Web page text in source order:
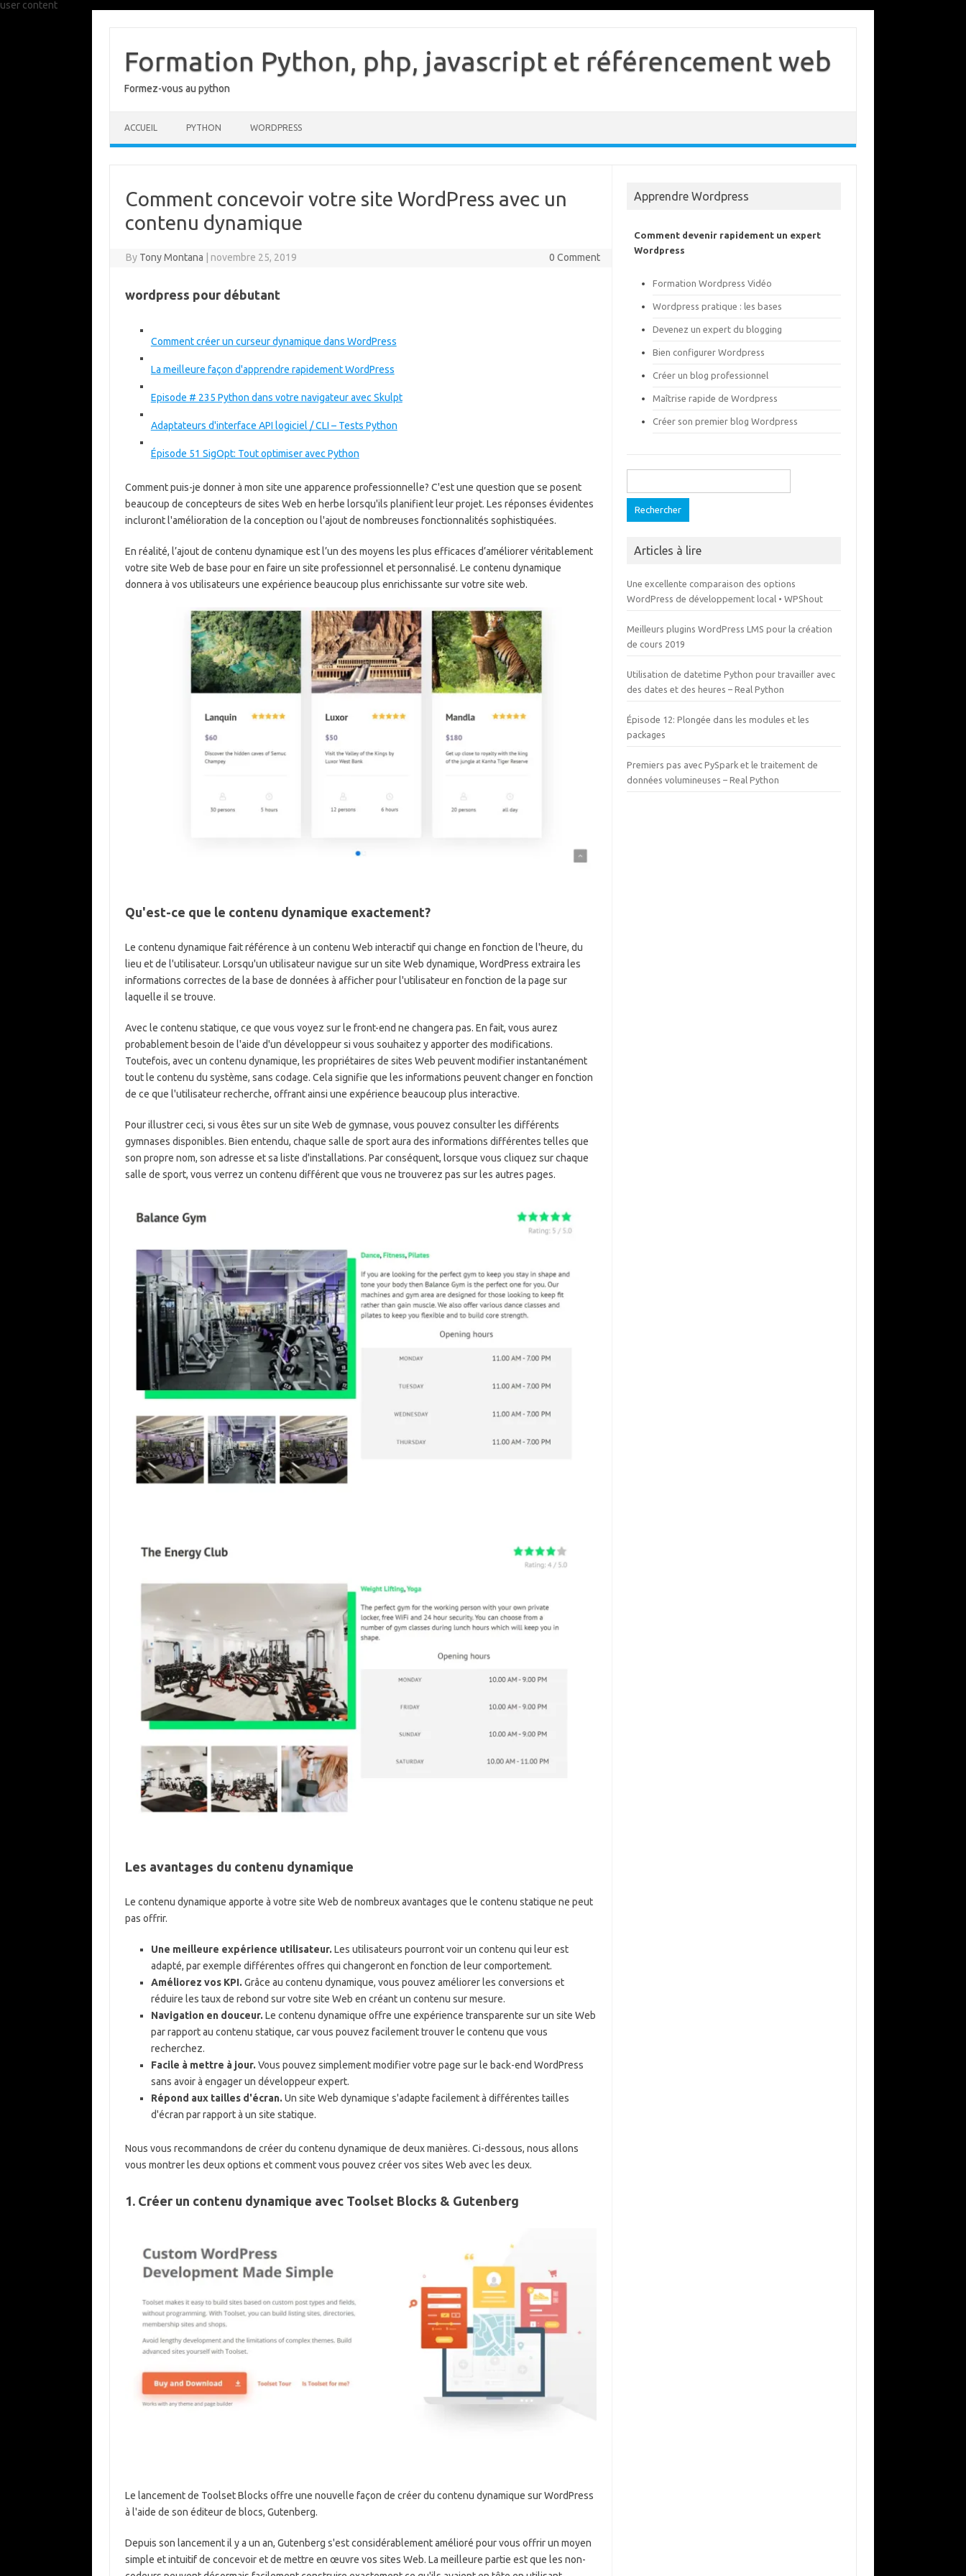
user content
contentFormation Python, php, javascript et référencement web
Formez-vous au python
ACCUEIL PYTHON WORDPRESS
Comment concevoir votre site WordPress avec un
contenu dynamique
By Tony Montana novembre 25, 2019 0 Comment
wordpress pour débutant
Comment créer un curseur dynamique dans WordPress
La meilleure façon d'apprendre rapidement WordPress
Episode # 235 Python dans votre navigateur avec Skulpt
Adaptateurs d'interface API logiciel / CLI – Tests Python
Épisode 51 SigOpt: Tout optimiser avec Python
Comment puis-je donner à mon site une apparence professionnelle? C'est une question que se posent
beaucoup de concepteurs de sites Web en herbe lorsqu'ils planifient leur projet. Les réponses évidentes
incluront l'amélioration de la conception ou l'ajout de nombreuses fonctionnalités sophistiquées.
En réalité, l’ajout de contenu dynamique est l’un des moyens les plus efficaces d’améliorer véritablement
votre site Web de base pour en faire un site professionnel et personnalisé. Le contenu dynamique
donnera à vos utilisateurs une expérience beaucoup plus enrichissante sur votre site web.
Qu'est-ce que le contenu dynamique exactement?
Le contenu dynamique fait référence à un contenu Web interactif qui change en fonction de l'heure, du
lieu et de l'utilisateur. Lorsqu'un utilisateur navigue sur un site Web dynamique, WordPress extraira les
informations correctes de la base de données à afficher pour l'utilisateur en fonction de la page sur
laquelle il se trouve.
Avec le contenu statique, ce que vous voyez sur le front-end ne changera pas. En fait, vous aurez
probablement besoin de l'aide d'un développeur si vous souhaitez y apporter des modifications.
Toutefois, avec un contenu dynamique, les propriétaires de sites Web peuvent modifier instantanément
tout le contenu du système, sans codage. Cela signifie que les informations peuvent changer en fonction
de ce que l'utilisateur recherche, offrant ainsi une expérience beaucoup plus interactive.
Pour illustrer ceci, si vous êtes sur un site Web de gymnase, vous pouvez consulter les différents
gymnases disponibles. Bien entendu, chaque salle de sport aura des informations différentes telles que
son propre nom, son adresse et sa liste d'installations. Par conséquent, lorsque vous cliquez sur chaque
salle de sport, vous verrez un contenu différent que vous ne trouverez pas sur les autres pages.
Les avantages du contenu dynamique
Le contenu dynamique apporte à votre site Web de nombreux avantages que le contenu statique ne peut
pas offrir.
Une meilleure expérience utilisateur. Les utilisateurs pourront voir un contenu qui leur est
adapté, par exemple différentes offres qui changeront en fonction de leur comportement.
Améliorez vos KPI. Grâce au contenu dynamique, vous pouvez améliorer les conversions et
réduire les taux de rebond sur votre site Web en créant un contenu sur mesure.
Navigation en douceur. Le contenu dynamique offre une expérience transparente sur un site Web
par rapport au contenu statique, car vous pouvez facilement trouver le contenu que vous
recherchez.
Facile à mettre à jour. Vous pouvez simplement modifier votre page sur le back-end WordPress
sans avoir à engager un développeur expert.
Répond aux tailles d'écran. Un site Web dynamique s'adapte facilement à différentes tailles
d'écran par rapport à un site statique.
Nous vous recommandons de créer du contenu dynamique de deux manières. Ci-dessous, nous allons
vous montrer les deux options et comment vous pouvez créer vos sites Web avec les deux.
1. Créer un contenu dynamique avec Toolset Blocks & Gutenberg
Le lancement de Toolset Blocks offre une nouvelle façon de créer du contenu dynamique sur WordPress
à l'aide de son éditeur de blocs, Gutenberg.
Depuis son lancement il y a un an, Gutenberg s'est considérablement amélioré pour vous offrir un moyen
simple et intuitif de concevoir et de mettre en œuvre vos sites Web. La meilleure partie est que les non-
Apprendre Wordpress
Comment devenir rapidement un expert
Wordpress
Formation Wordpress Vidéo
Wordpress pratique : les bases
Devenez un expert du blogging
Bien configurer Wordpress
Créer un blog professionnel
Maîtrise rapide de Wordpress
Créer son premier blog Wordpress
Articles à lire
Une excellente comparaison des options
WordPress de développement local • WPShout
Meilleurs plugins WordPress LMS pour la création
de cours 2019
Utilisation de datetime Python pour travailler avec
des dates et des heures – Real Python
Épisode 12: Plongée dans les modules et les
packages
Premiers pas avec PySpark et le traitement de
données volumineuses – Real Python